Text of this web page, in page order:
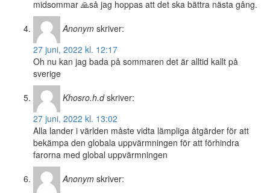
midsommar 🙏så jag hoppas att det ska bättra nästa gång.
Anonym skriver:
27 juni, 2022 kl. 12:17
Oh nu kan jag bada på sommaren det är alltid kallt på
sverige
Khosro.h.d skriver:
27 juni, 2022 kl. 13:02
Alla lander i världen måste vidta lämpliga åtgärder för att
bekämpa den globala uppvärmningen för att förhindra
farorna med global uppvärmningen
Anonym skriver: